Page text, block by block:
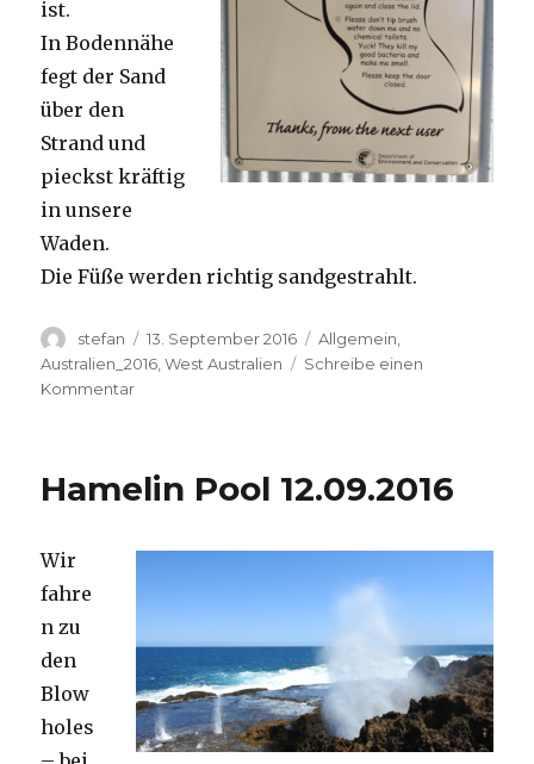
ist.
In Bodennähe
fegt der Sand
über den
Strand und
pieckst kräftig
in unsere
Waden.
Die Füße werden richtig sandgestrahlt.
Autor
stefan
Veröffentlicht
am
13. September 2016 Kategorien
Allgemein
Australien_2016 ,West Australien
Schreibe einen
Kommentarzu
Hamelin Pool 12.09.2016
Wir
fahre
n zu
den
Blow
holes